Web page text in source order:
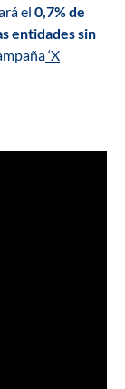
el 0,7% de
entidades sin
‘X